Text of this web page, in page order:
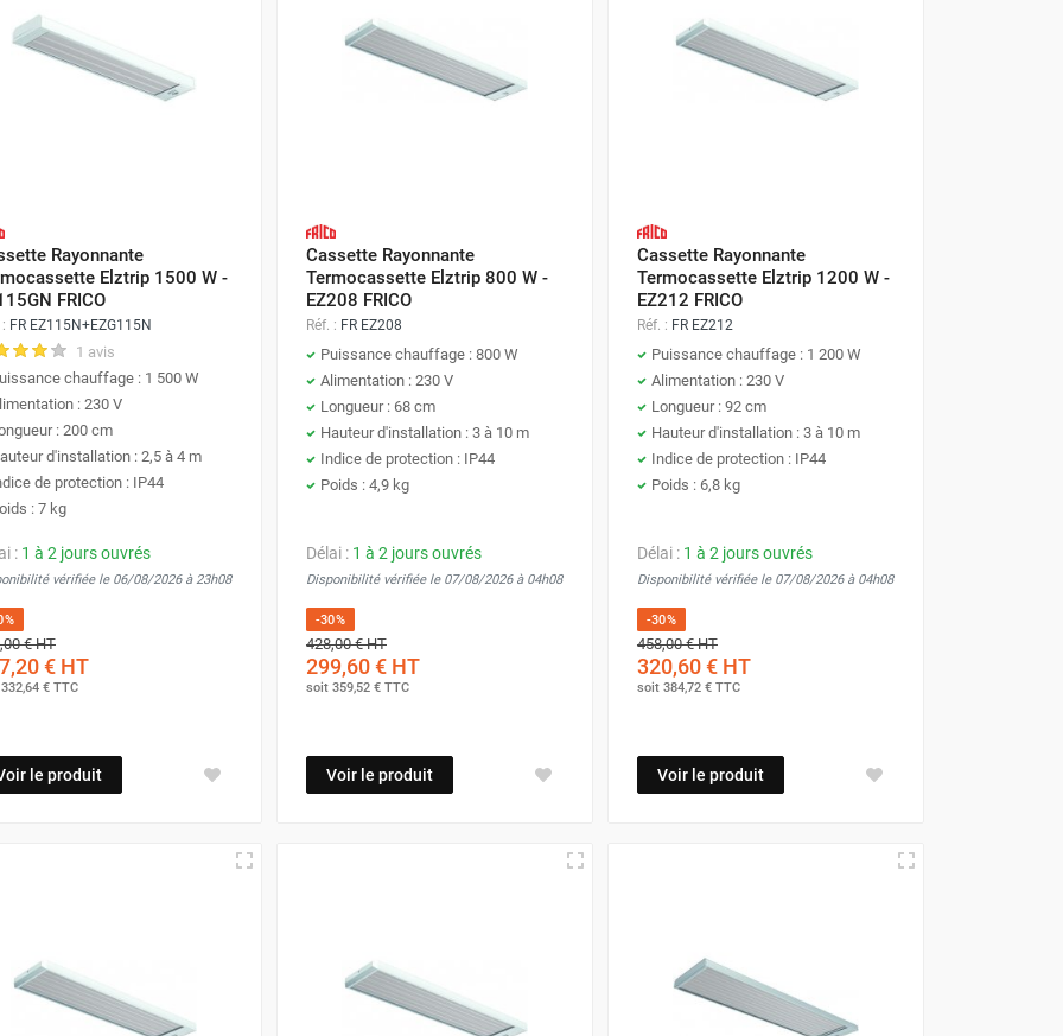
Rayonnante
Elztrip 1500 W -
FRICO
FR EZ115N+EZG115N
1 avis
chauffage : 1 500 W
: 230 V
: 200 cm
d'installation : 2,5 à 4 m
de protection : IP44
: 7 kg
: 1 à 2 jours ouvrés
vérifiée le 06/08/2026 à 23h08
€HT
€ HT
332,64 € TTC
le produit
Cassette Rayonnante
Termocassette Elztrip 800 W -
EZ208 FRICO
Réf. : FR EZ208
Puissance chauffage : 800 W
Alimentation : 230 V
Longueur : 68 cm
Hauteur d'installation : 3 à 10 m
Indice de protection : IP44
Poids : 4,9 kg
Délai : 1 à 2 jours ouvrés
Disponibilité vérifiée le 07/08/2026 à 04h08
-30%
428,00 €HT
299,60 €HT
soit 359,52 €TTC
Voir le produit
Cassette Rayonnante
Termocassette Elztrip 1200 W -
EZ212 FRICO
Réf. : FR EZ212
Puissance chauffage : 1 200 W
Alimentation : 230 V
Longueur : 92 cm
Hauteur d'installation : 3 à 10 m
Indice de protection : IP44
Poids : 6,8 kg
Délai : 1 à 2 jours ouvrés
Disponibilité vérifiée le 07/08/2026 à 04h08
-30%
458,00 €HT
320,60 €HT
soit 384,72 €TTC
Voir le produit